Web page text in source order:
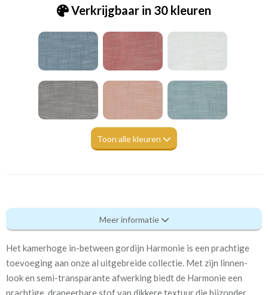
Verkrijgbaar in 30 kleuren
Toon alle kleuren
Pt_7239-281 Harmony fennel
Eigenschappen gordijnstof
Artikelnummer
Pt_7239-281 Harmony
Meer informatie
Het kamerhoge in-between gordijn Harmonie is een prachtige
toevoeging aan onze al uitgebreide collectie. Met zijn linnen-
look en semi-transparante afwerking biedt de Harmonie een
prachtige, drapeerbare stof van dikkere textuur die bijzonder